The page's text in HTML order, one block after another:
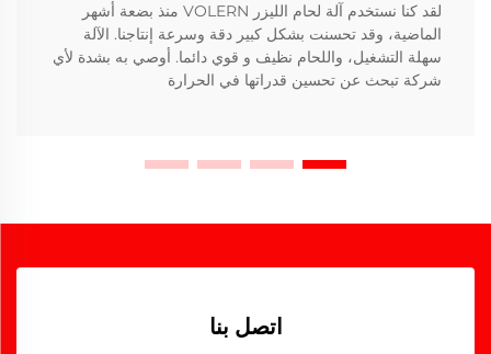
لقد كنا نستخدم آلة لحام الليزر VOLERN منذ بضعة أشهر
الماضية، وقد تحسنت بشكل كبير دقة وسرعة إنتاجنا. الآلة
سهلة التشغيل، واللحام نظيف و قوي دائما. أوصي به بشدة لأي
شركة تبحث عن تحسين قدراتها في الحرارة
اتصل بنا